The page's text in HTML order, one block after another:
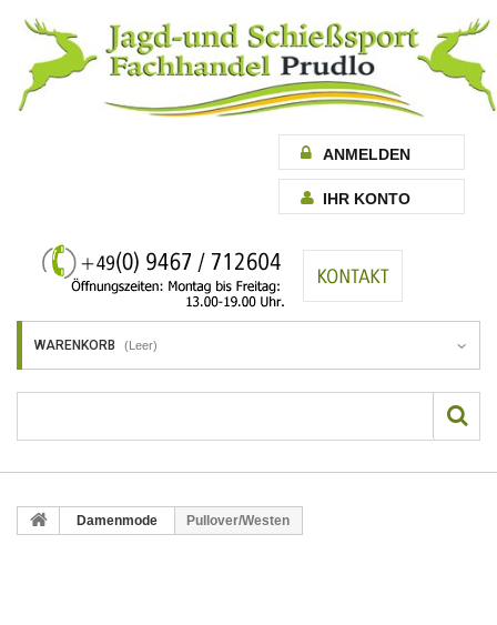
ANMELDEN
IHR KONTO
WARENKORB (Leer)
Damenmode Pullover/Westen